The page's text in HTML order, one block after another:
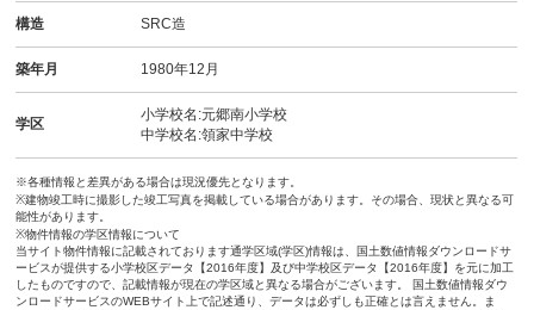
構造 SRC造
築年月 1980年12月
学区
小学校名:元郷南小学校
中学校名:領家中学校
※各種情報と差異がある場合は現況優先となります。
※建物竣工時に撮影した竣工写真を掲載している場合があります。その場合、現状と異なる可
能性があります。
※物件情報の学区情報について
当サイト物件情報に記載されております通学区域(学区)情報は、国土数値情報ダウンロードサ
ービスが提供する小学校区データ【2016年度】及び中学校区データ【2016年度】を元に加工
したものですので、記載情報が現在の学区域と異なる場合がございます。 国土数値情報ダウ
ンロードサービスのWEBサイト上で記述通り、データは必ずしも正確とは言えません。ま